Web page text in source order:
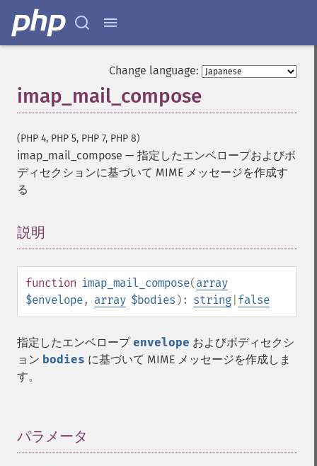
Change language:
imap_mail_compose
(PHP 4, PHP 5, PHP 7, PHP 8)
imap_mail_compose — 指定したエンベロープおよびボ
ディセクションに基づいて MIME メッセージを作成す
る
説明
function imap_mail_compose(array
$envelope, array $bodies ): string false
指定したエンベロープenvelope およびボディセクシ
ョン bodies に基づいて MIME メッセージを作成しま
す。
パラメータ